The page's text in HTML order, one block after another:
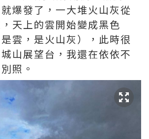
爆發了，一大堆火山灰從
天上的雲開始變成黑色
是雲，是火山灰），此時很
山展望台，我還在依依不
照。